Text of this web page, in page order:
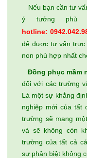
Nếu bạn cần tư
ý tưởng phù
hotline:
để được tư vấn trực
non phù hợp nhất
Đồng phục mầm
đối với các trường
Là một sự khẳng
nghiệp mới của tất
trường sẽ mang
và sẽ không còn
trường của tất cả
sự phân biệt không